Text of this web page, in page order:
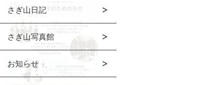
さぎ山日記
さぎ山写真館
お知らせ